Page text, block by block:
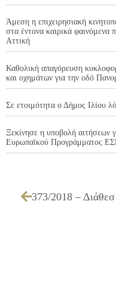
Άμεση η επιχειρησιακή
στα έντονα καιρικά φαινόμενα
Αττική
Καθολική απαγόρευση
και οχημάτων για την οδό
Σε ετοιμότητα ο Δήμος Ιλίου
Ξεκίνησε η υποβολή αιτήσεων
Ευρωπαϊκού Προγράμματος